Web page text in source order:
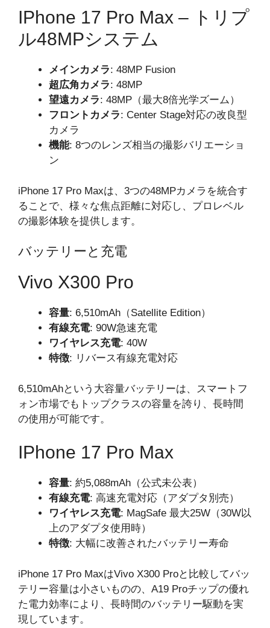
IPhone 17 Pro Max – トリプ
ル48MPシステム
メインカメラ: 48MP Fusion
超広角カメラ: 48MP
望遠カメラ: 48MP（最大8倍光学ズーム）
フロントカメラ: Center Stage対応の改良型
カメラ
機能: 8つのレンズ相当の撮影バリエーショ
ン
iPhone 17 Pro Maxは、3つの48MPカメラを統合す
ることで、様々な焦点距離に対応し、プロレベル
の撮影体験を提供します。
バッテリーと充電
Vivo X300 Pro
容量: 6,510mAh（Satellite Edition）
有線充電: 90W急速充電
ワイヤレス充電: 40W
特徴: リバース有線充電対応
6,510mAhという大容量バッテリーは、スマートフ
ォン市場でもトップクラスの容量を誇り、長時間
の使用が可能です。
IPhone 17 Pro Max
容量: 約5,088mAh（公式未公表）
有線充電: 高速充電対応（アダプタ別売）
ワイヤレス充電: MagSafe 最大25W（30W以
上のアダプタ使用時）
特徴: 大幅に改善されたバッテリー寿命
iPhone 17 Pro MaxはVivo X300 Proと比較してバッ
テリー容量は小さいものの、A19 Proチップの優れ
た電力効率により、長時間のバッテリー駆動を実
現しています。